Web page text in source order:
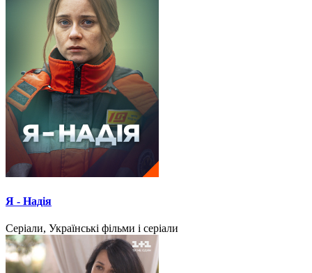
Я - Надія
Серіали, Українські фільми і серіали